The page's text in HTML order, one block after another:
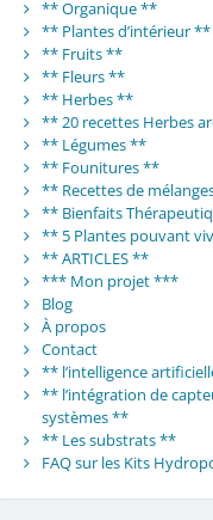
** Organique **
** Plantes d’intérieur **
** Fruits **
** Fleurs **
** Herbes **
** 20 recettes Herbes
** Légumes **
** Founitures **
** Recettes de
** Bienfaits
** 5 Plantes pouvant
** ARTICLES **
*** Mon projet ***
Blog
À propos
Contact
** l’intelligence
** l’intégration de
systèmes **
** Les substrats **
FAQ sur les Kits